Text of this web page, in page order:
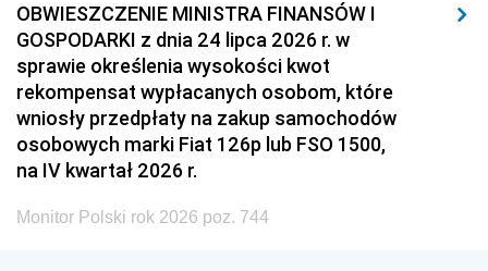
OBWIESZCZENIE MINISTRA FINANSÓW I
GOSPODARKI z dnia 24 lipca 2026 r. w
sprawie określenia wysokości kwot
rekompensat wypłacanych osobom, które
wniosły przedpłaty na zakup samochodów
osobowych marki Fiat 126p lub FSO 1500,
na IV kwartał 2026 r.
Monitor Polski rok 2026 poz. 744